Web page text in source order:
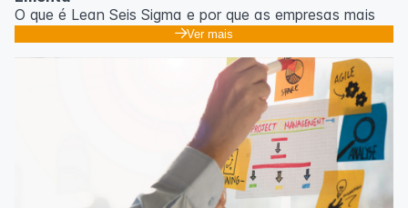
O que é Lean Seis Sigma e por que as empresas mais
eficientes do mundo usam;
Introdução ao DMAIC: o roteiro para resolver
Ferramentas essenciais: 5 Porquês, Ishikawa e voz do
Casos práticos de melhoria em processos
administrativos e operacionais;
Próximos passos na jornada Lean Seis Sigma: do White
Ver mais